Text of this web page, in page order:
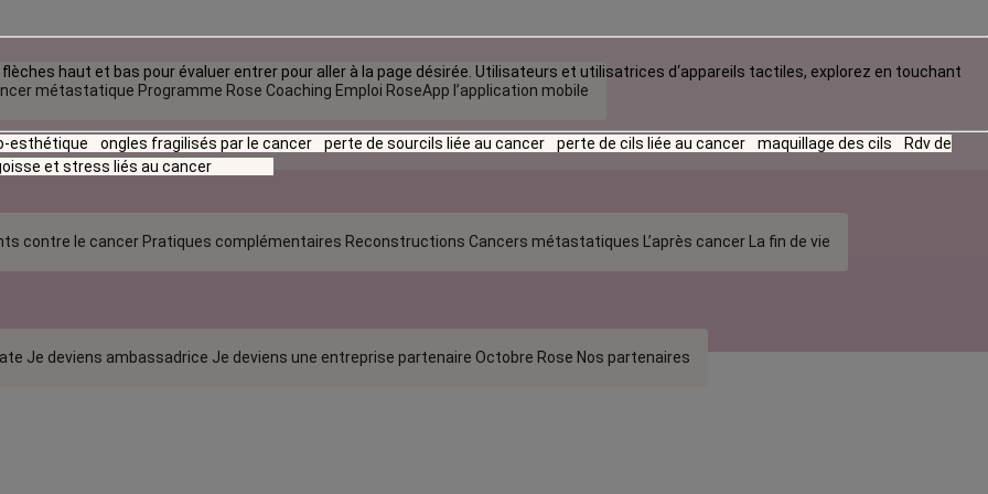
métastatique Programme Rose Coaching Emploi RoseApp l’application mobile
contre le cancer Pratiques complémentaires Reconstructions Cancers métastatiques L’après cancer La fin de vie
Je deviens ambassadrice Je deviens une entreprise partenaire Octobre Rose Nos partenaires
haut et bas pour évaluer entrer pour aller à la page désirée. Utilisateurs et utilisatrices d‘appareils tactiles, explorez en touchant
esthétique ongles fragilisés par le cancer perte de sourcils liée au cancer perte de cils liée au cancer maquillage des cils
Rdv de
et stress liés au cancer